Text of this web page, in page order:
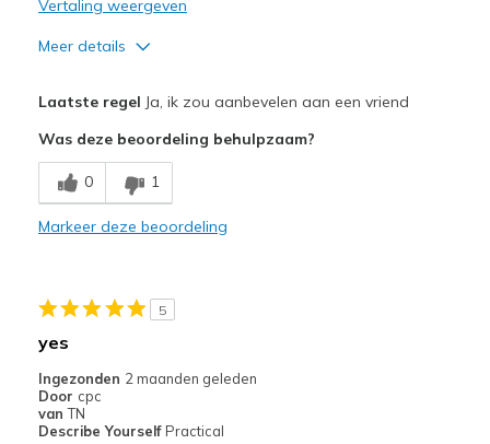
Vertaling weergeven
Meer details
Beste toepassingen
Casual Wear
View On Shoes
Shoes are for Wearing
Laatste regel Ja, ik zou aanbevelen aan een vriend
Was deze beoordeling behulpzaam?
0 1
Markeer deze beoordeling
5
yes
Ingezonden 2 maanden geleden
Door cpc
van TN
Describe Yourself Practical